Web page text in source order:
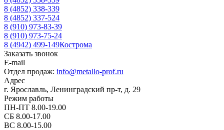
8 (4852) 338-339
8 (4852) 337-524
8 (910) 973-83-39
8 (910) 973-75-24
8 (4942) 499-149Кострома
Заказать звонок
E-mail
Отдел продаж: info@metallo-prof.ru
Адрес
г. Ярославль, Ленинградский пр-т, д. 29
Режим работы
ПН-ПТ 8.00-19.00
СБ 8.00-17.00
ВС 8.00-15.00